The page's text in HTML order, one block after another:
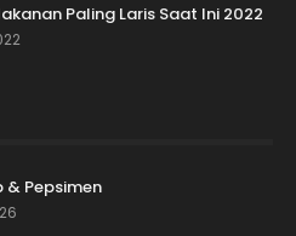
Paling Laris Saat Ini 2022
& Pepsimen